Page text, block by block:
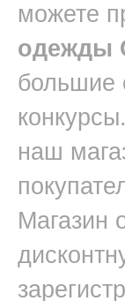
можете
одежды
большие
наш
Магазин